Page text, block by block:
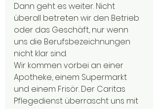
Dann geht es weiter. Nicht
überall betreten wir den Betrieb
oder das Geschäft, nur wenn
uns die Berufsbezeichnungen
nicht klar sind.
Wir kommen vorbei an einer
Apotheke, einem Supermarkt
und einem Frisör. Der Caritas
Pflegedienst überrascht uns mit